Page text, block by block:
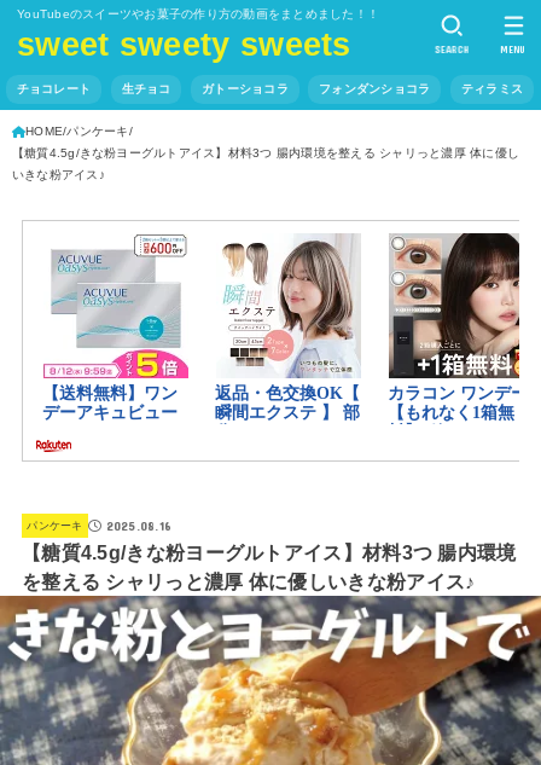
YouTubeのスイーツやお菓子の作り方の動画をまとめました！！
sweet sweety sweets
チョコレート 生チョコ ガトーショコラ フォンダンショコラ ティラミス
SEARCH MENU
HOME パンケーキ
【糖質4.5g/きな粉ヨーグルトアイス】材料3つ 腸内環境を整える シャリっと濃厚 体に優し
いきな粉アイス♪
パンケーキ 2025.08.16
【糖質4.5g/きな粉ヨーグルトアイス】材料3つ 腸内環境
を整える シャリっと濃厚 体に優しいきな粉アイス♪